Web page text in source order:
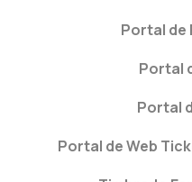
Portal de
Portal
Portal
Portal de Web